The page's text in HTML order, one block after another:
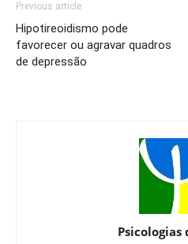
Previous article
Hipotireoidismo pode
favorecer ou agravar quadros
de depressão
Psicologias